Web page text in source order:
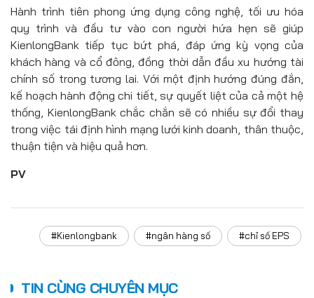
Hành trình tiên phong ứng dụng công nghệ, tối ưu hóa
quy trình và đầu tư vào con người hứa hẹn sẽ giúp
KienlongBank tiếp tục bứt phá, đáp ứng kỳ vọng của
khách hàng và cổ đông, đồng thời dẫn đầu xu hướng tài
chính số trong tương lai. Với một định hướng đúng đắn,
kế hoạch hành động chi tiết, sự quyết liệt của cả một hệ
thống, KienlongBank chắc chắn sẽ có nhiều sự đổi thay
trong việc tái định hình mạng lưới kinh doanh, thân thuộc,
thuận tiện và hiệu quả hơn.
PV
#Kienlongbank #ngân hàng số #chỉ số EPS
TIN CÙNG CHUYÊN MỤC